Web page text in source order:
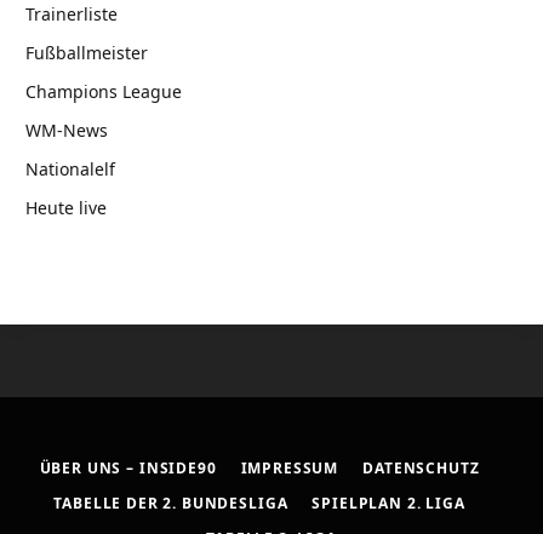
Trainerliste
Fußballmeister
Champions League
WM-News
Nationalelf
Heute live
ÜBER UNS – INSIDE90 IMPRESSUM
DATENSCHUTZ
TABELLE DER 2. BUNDESLIGA
SPIELPLAN 2. LIGA